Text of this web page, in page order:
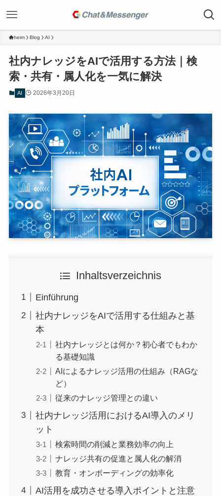
heim Blog AI
社内ナレッジをAIで活用する方法｜検
索・共有・属人化を一気に解決
AI 2026年3月20日
Inhaltsverzeichnis
Einführung
社内ナレッジをAIで活用する仕組みと基
本
社内ナレッジとは何か？初心者でもわか
る基礎知識
AIによるナレッジ活用の仕組み（RAGな
ど）
従来のナレッジ管理との違い
社内ナレッジ活用におけるAI導入のメリ
ット
検索時間の削減と業務効率の向上
ナレッジ共有の促進と属人化の解消
教育・オンボーディングの効率化
AI活用を成功させる導入ポイントと注意